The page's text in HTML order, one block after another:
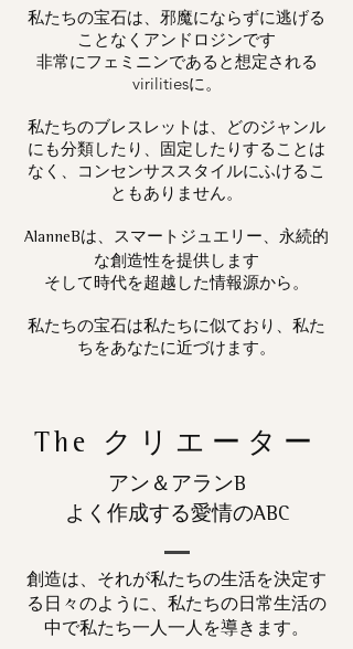
私たちの宝石は、邪魔にならずに逃げる
ことなくアンドロジンです
非常にフェミニンであると想定される
virilitiesに。
私たちのブレスレットは、どのジャンル
にも分類したり、固定したりすることは
なく、コンセンサススタイルにふけるこ
ともありません。
AlanneBは、スマートジュエリー、永続的
な創造性を提供します
そして時代を超越した情報源から。
私たちの宝石は私たちに似ており、私た
ちをあなたに近づけます。
The クリエーター
アン＆アランB
よく作成する愛情のABC
創造は、それが私たちの生活を決定す
る日々のように、私たちの日常生活の
中で私たち一人一人を導きます。